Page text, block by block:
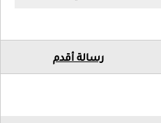
رسالة أقدم